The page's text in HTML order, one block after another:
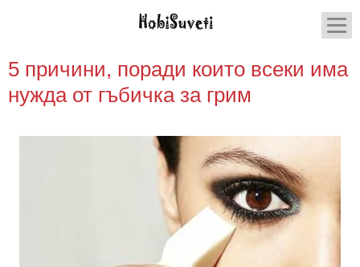
5 причини, поради които всеки има
нужда от гъбичка за грим